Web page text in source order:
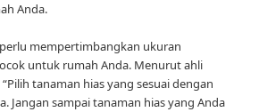
Anda.
mempertimbangkan ukuran
untuk rumah Anda. Menurut ahli
tanaman hias yang sesuai dengan
Jangan sampai tanaman hias yang Anda